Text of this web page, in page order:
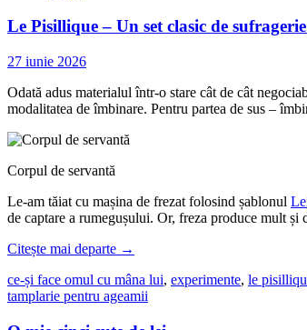
Le Pisillique – Un set clasic de
27 iunie 2026
Odată adus materialul într-o stare cât de cât
modalitatea de îmbinare. Pentru partea de sus –
Corpul de servantă
Le-am tăiat cu mașina de frezat folosind șablonul
de captare a rumegușului. Or, freza produce mult
Citește mai departe →
ce-și face omul cu mâna lui, experimente, le
tamplarie pentru ageamii